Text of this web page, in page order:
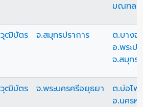
มณฑล
วุฒิบัตร จ.สมุทรปราการ
ต.บางจ
อ.พระป
จ.สมุทร
วุฒิบัตร จ.พระนครศรีอยุธยา
ต.บ่อโพ
อ.นครห